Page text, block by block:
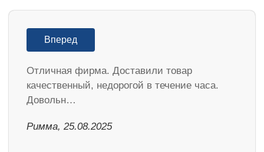
Вперед
Отличная фирма. Доставили товар
качественный, недорогой в течение часа.
Довольн…
Римма, 25.08.2025